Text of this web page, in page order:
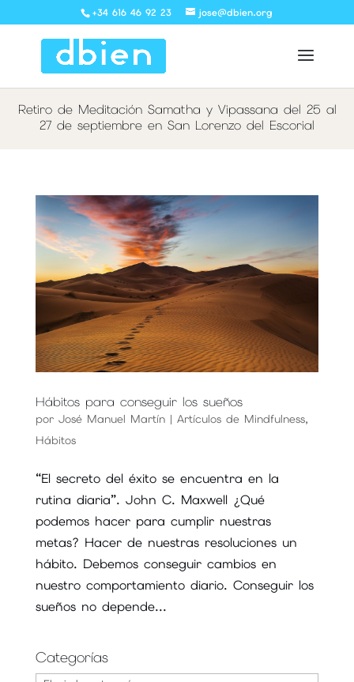
+34 616 46 92 23 jose@dbien.org
Retiro de Meditación Samatha y Vipassana del 25 al
27 de septiembre en San Lorenzo del Escorial
Hábitos para conseguir los sueños
por José Manuel Martín| Artículos de Mindfulness,
Hábitos
“El secreto del éxito se encuentra en la
rutina diaria”. John C. Maxwell ¿Qué
podemos hacer para cumplir nuestras
metas? Hacer de nuestras resoluciones un
hábito. Debemos conseguir cambios en
nuestro comportamiento diario. Conseguir los
sueños no depende...
Categorías